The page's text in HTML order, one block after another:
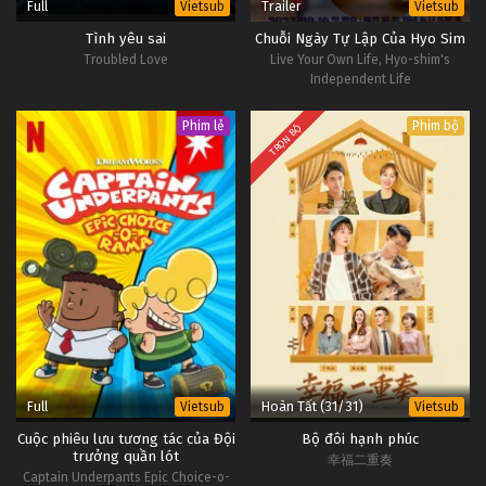
Tập Tập 131
Gia Đình Là Số 1 (Phần 1) Tập Tập 130
Gia Đình Là Số 1 (Phần 1) Tập Tập 129
Tập Tập 129
Gia Đình Là Số 1 (Phần 1) Tập Tập 128
Tập Tập 128
Gia Đình Là Số 1 (Phần 1) Tập Tập 127
Tập Tập 127
Gia Đình Là Số 1 (Phần 1) Tập Tập 126
Tập Tập 126
Gia Đình Là Số 1 (Phần 1) Tập 136
Gia Đình Là Số 1 (Phần 1) Tập 135
Tập 135
Gia Đình Là Số 1 (Phần 1) Tập 134
Tập 134
Gia Đình Là Số 1 (Phần 1) Tập 133
Tập 133
Gia Đình Là Số 1 (Phần 1) Tập 132
Tập 132
Full Vietsub
Tình yêu sai
Troubled Love
Trailer Vietsub
Chuỗi Ngày Tự Lập Của Hyo Sim
Live Your Own Life, Hyo-shim's
Independent Life
Phim lẻ
Full Vietsub
Cuộc phiêu lưu tương tác của Đội
trưởng quần lót
Captain Underpants Epic Choice-o-
TRỌN BỘ Phim bộ
Hoàn Tất (31/31) Vietsub
Bộ đôi hạnh phúc
幸福二重奏